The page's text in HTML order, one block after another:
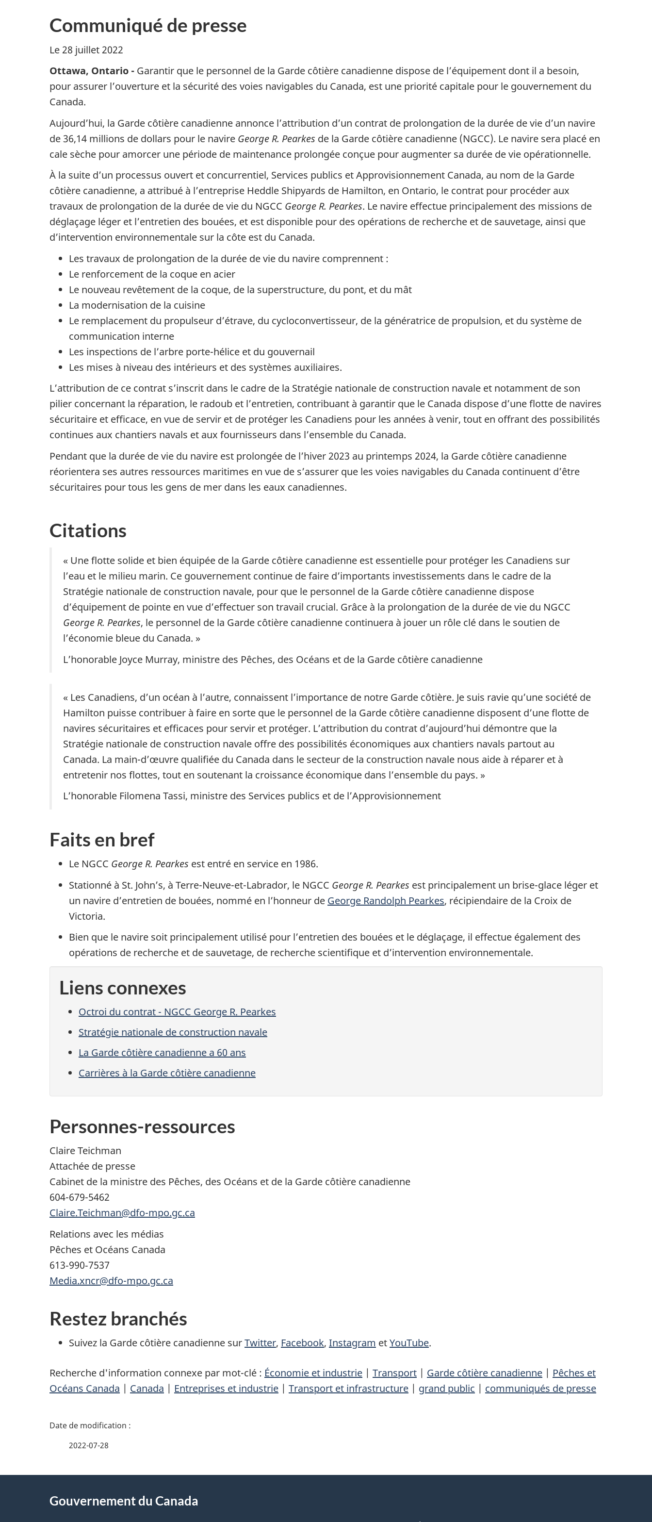
Communiqué de presse
Le 28 juillet 2022
Ottawa, Ontario - Garantir que le personnel de la Garde côtière canadienne dispose de l’équipement dont il a besoin,
pour assurer l’ouverture et la sécurité des voies navigables du Canada, est une priorité capitale pour le gouvernement du
Canada.
Aujourd’hui, la Garde côtière canadienne annonce l’attribution d’un contrat de prolongation de la durée de vie d’un navire
de 36,14 millions de dollars pour le navire George R. Pearkes de la Garde côtière canadienne (NGCC). Le navire sera placé en
cale sèche pour amorcer une période de maintenance prolongée conçue pour augmenter sa durée de vie opérationnelle.
À la suite d’un processus ouvert et concurrentiel, Services publics et Approvisionnement Canada, au nom de la Garde
côtière canadienne, a attribué à l’entreprise Heddle Shipyards de Hamilton, en Ontario, le contrat pour procéder aux
travaux de prolongation de la durée de vie du NGCC George R. Pearkes. Le navire effectue principalement des missions de
déglaçage léger et l’entretien des bouées, et est disponible pour des opérations de recherche et de sauvetage, ainsi que
d’intervention environnementale sur la côte est du Canada.
Les travaux de prolongation de la durée de vie du navire comprennent :
Le renforcement de la coque en acier
Le nouveau revêtement de la coque, de la superstructure, du pont, et du mât
La modernisation de la cuisine
Le remplacement du propulseur d’étrave, du cycloconvertisseur, de la génératrice de propulsion, et du système de
communication interne
Les inspections de l’arbre porte-hélice et du gouvernail
Les mises à niveau des intérieurs et des systèmes auxiliaires.
L’attribution de ce contrat s’inscrit dans le cadre de la Stratégie nationale de construction navale et notamment de son
pilier concernant la réparation, le radoub et l’entretien, contribuant à garantir que le Canada dispose d’une flotte de navires
sécuritaire et efficace, en vue de servir et de protéger les Canadiens pour les années à venir, tout en offrant des possibilités
continues aux chantiers navals et aux fournisseurs dans l’ensemble du Canada.
Pendant que la durée de vie du navire est prolongée de l’hiver 2023 au printemps 2024, la Garde côtière canadienne
réorientera ses autres ressources maritimes en vue de s’assurer que les voies navigables du Canada continuent d’être
sécuritaires pour tous les gens de mer dans les eaux canadiennes.
Citations
« Une flotte solide et bien équipée de la Garde côtière canadienne est essentielle pour protéger les Canadiens sur
l’eau et le milieu marin. Ce gouvernement continue de faire d’importants investissements dans le cadre de la
Stratégie nationale de construction navale, pour que le personnel de la Garde côtière canadienne dispose
d’équipement de pointe en vue d’effectuer son travail crucial. Grâce à la prolongation de la durée de vie du NGCC
George R. Pearkes, le personnel de la Garde côtière canadienne continuera à jouer un rôle clé dans le soutien de
l’économie bleue du Canada. »
L’honorable Joyce Murray, ministre des Pêches, des Océans et de la Garde côtière canadienne
« Les Canadiens, d’un océan à l’autre, connaissent l’importance de notre Garde côtière. Je suis ravie qu’une société de
Hamilton puisse contribuer à faire en sorte que le personnel de la Garde côtière canadienne disposent d’une flotte de
navires sécuritaires et efficaces pour servir et protéger. L’attribution du contrat d’aujourd’hui démontre que la
Stratégie nationale de construction navale offre des possibilités économiques aux chantiers navals partout au
Canada. La main-d’œuvre qualifiée du Canada dans le secteur de la construction navale nous aide à réparer et à
entretenir nos flottes, tout en soutenant la croissance économique dans l’ensemble du pays. »
L’honorable Filomena Tassi, ministre des Services publics et de l’Approvisionnement
Faits en bref
Le NGCC George R. Pearkes est entré en service en 1986.
Stationné à St. John’s, à Terre-Neuve-et-Labrador, le NGCC George R. Pearkes est principalement un brise-glace léger et
un navire d’entretien de bouées, nommé en l’honneur de George Randolph Pearkes, récipiendaire de la Croix de
Victoria.
Bien que le navire soit principalement utilisé pour l’entretien des bouées et le déglaçage, il effectue également des
opérations de recherche et de sauvetage, de recherche scientifique et d’intervention environnementale.
Liens connexes
Octroi du contrat - NGCC George R. Pearkes
Stratégie nationale de construction navale
La Garde côtière canadienne a 60 ans
Carrières à la Garde côtière canadienne
Personnes-ressources
Claire Teichman
Attachée de presse
Cabinet de la ministre des Pêches, des Océans et de la Garde côtière canadienne
604-679-5462
Claire.Teichman@dfo-mpo.gc.ca
Relations avec les médias
Pêches et Océans Canada
613‑990‑7537
Media.xncr@dfo-mpo.gc.ca
Restez branchés
Suivez la Garde côtière canadienne surTwitter, Facebook, Instagram etYouTube.
Recherche d'information connexe par mot-clé : Économie et industrie | Transport | Garde côtière canadienne | Pêches et
Océans Canada | Canada | Entreprises et industrie | Transport et infrastructure | grand public | communiqués de presse
D
a
2022-07-28
proposGouvernement du Canada